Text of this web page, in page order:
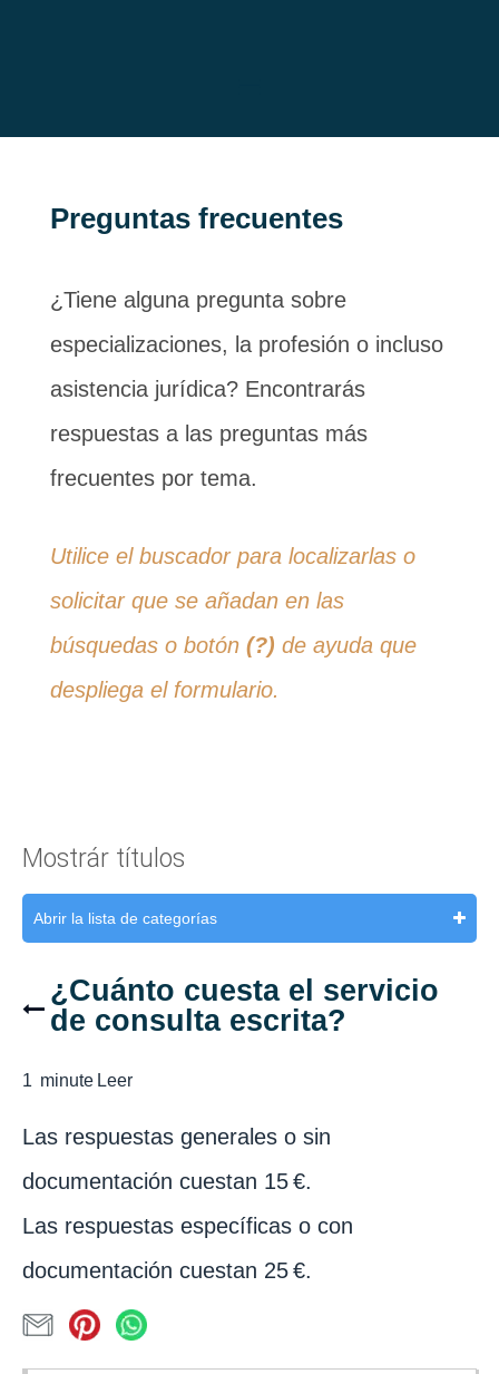
Preguntas frecuentes
¿Tiene alguna pregunta sobre
especializaciones, la profesión o incluso
asistencia jurídica? Encontrarás
respuestas a las preguntas más
frecuentes por tema.
Utilice el buscador para localizarlas o
solicitar que se añadan en las
búsquedas o botón (?) de ayuda que
despliega el formulario.
Mostrár títulos
Abrir la lista de categorías
¿Cuánto cuesta el servicio
de consulta escrita?
1 minute Leer
Las respuestas generales o sin
documentación cuestan 15 €.
Las respuestas específicas o con
documentación cuestan 25 €.